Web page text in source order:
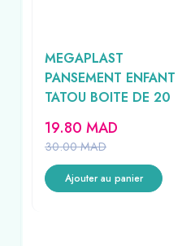
MEGAPLAST
PANSEMENT ENFANT
TATOU BOITE DE 20
30.00MAD
19.80 MAD
Ajouter au panier